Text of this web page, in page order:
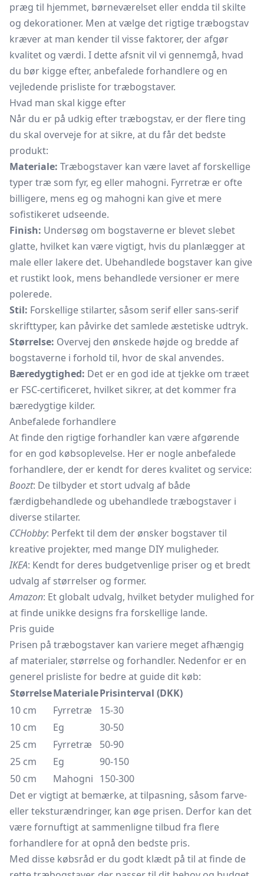
præg til hjemmet, børneværelset eller endda til skilte
og dekorationer. Men at vælge det rigtige træbogstav
kræver at man kender til visse faktorer, der afgør
kvalitet og værdi. I dette afsnit vil vi gennemgå, hvad
du bør kigge efter, anbefalede forhandlere og en
vejledende prisliste for træbogstaver.
Hvad man skal kigge efter
Når du er på udkig efter træbogstav, er der flere ting
du skal overveje for at sikre, at du får det bedste
produkt:
Materiale: Træbogstaver kan være lavet af forskellige
typer træ som fyr, eg eller mahogni. Fyrretræ er ofte
billigere, mens eg og mahogni kan give et mere
sofistikeret udseende.
Finish: Undersøg om bogstaverne er blevet slebet
glatte, hvilket kan være vigtigt, hvis du planlægger at
male eller lakere det. Ubehandlede bogstaver kan give
et rustikt look, mens behandlede versioner er mere
polerede.
Stil: Forskellige stilarter, såsom serif eller sans-serif
skrifttyper, kan påvirke det samlede æstetiske udtryk.
Størrelse: Overvej den ønskede højde og bredde af
bogstaverne i forhold til, hvor de skal anvendes.
Bæredygtighed: Det er en god ide at tjekke om træet
er FSC-certificeret, hvilket sikrer, at det kommer fra
bæredygtige kilder.
Anbefalede forhandlere
At finde den rigtige forhandler kan være afgørende
for en god købsoplevelse. Her er nogle anbefalede
forhandlere, der er kendt for deres kvalitet og service:
Boozt: De tilbyder et stort udvalg af både
færdigbehandlede og ubehandlede træbogstaver i
diverse stilarter.
CCHobby: Perfekt til dem der ønsker bogstaver til
kreative projekter, med mange DIY muligheder.
IKEA: Kendt for deres budgetvenlige priser og et bredt
udvalg af størrelser og former.
Amazon: Et globalt udvalg, hvilket betyder mulighed for
at finde unikke designs fra forskellige lande.
Pris guide
Prisen på træbogstaver kan variere meget afhængig
af materialer, størrelse og forhandler. Nedenfor er en
generel prisliste for bedre at guide dit køb:
StørrelseMaterialePrisinterval (DKK)
10 cm
Fyrretræ
15-30
10 cm
Eg
30-50
25 cm
Fyrretræ
50-90
25 cm
Eg
90-150
50 cm
Mahogni 150-300
Det er vigtigt at bemærke, at tilpasning, såsom farve-
eller teksturændringer, kan øge prisen. Derfor kan det
være fornuftigt at sammenligne tilbud fra flere
forhandlere for at opnå den bedste pris.
Med disse købsråd er du godt klædt på til at finde de